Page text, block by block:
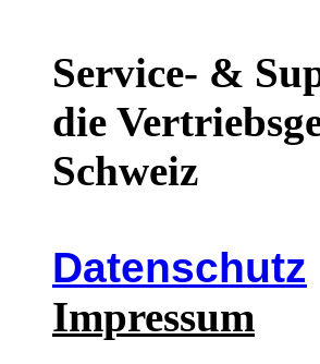
Service- &
die
Schweiz
Datenschutz
Impressum